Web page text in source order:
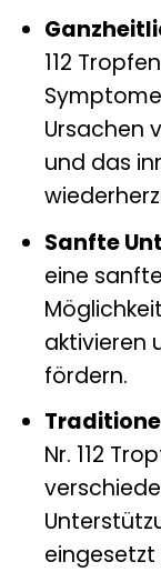
112
Ursachen
und das
Sanfte
eine
aktivieren
fördern.
Nr. 112